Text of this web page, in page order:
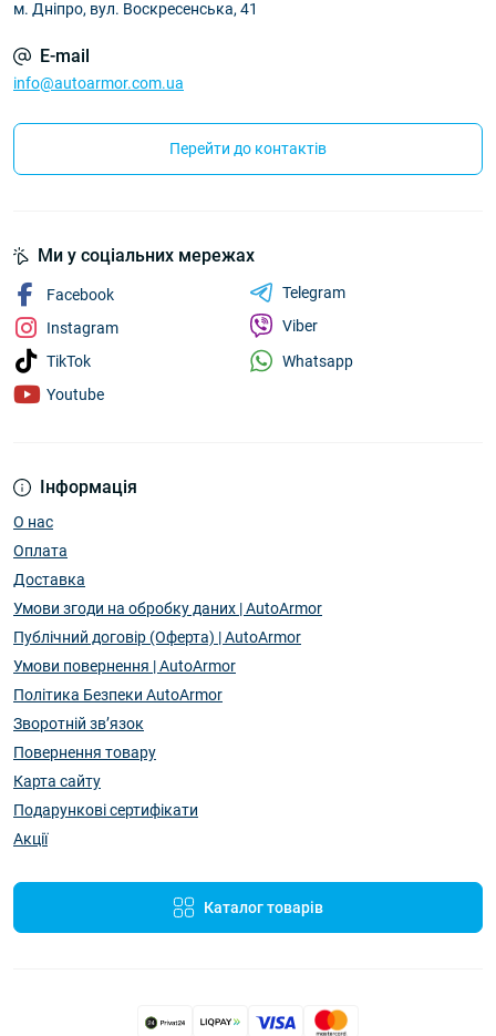
м. Дніпро, вул. Воскресенська, 41
E-mail
info@autoarmor.com.ua
Перейти до контактів
Інформація
О нас
Оплата
Доставка
Умови згоди на обробку даних | AutoArmor
Публічний договір (Оферта) | AutoArmor
Умови повернення | AutoArmor
Політика Безпеки AutoArmor
Зворотній зв’язок
Повернення товару
Карта сайту
Подарункові сертифікати
Акції
Каталог товарів
Ми у соціальних мережах
Facebook
Instagram
TikTok
Youtube
Telegram
Viber
Whatsapp